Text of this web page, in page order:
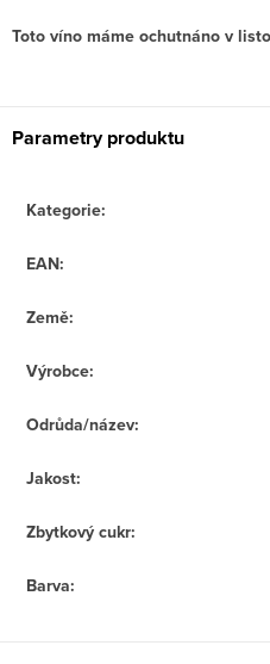
Toto víno máme ochutnáno v
Parametry produktu
Kategorie:
EAN:
Země:
Výrobce:
Odrůda/název:
Jakost:
Zbytkový cukr:
Barva: